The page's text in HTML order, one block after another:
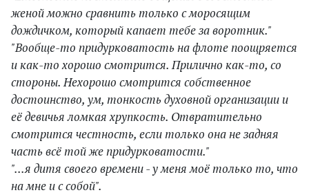
женой можно сравнить только с моросящим
дождичком, который капает тебе за воротник."
"Вообще-то придурковатость на флоте поощряется
и как-то хорошо смотрится. Прилично как-то, со
стороны. Нехорошо смотрится собственное
достоинство, ум, тонкость духовной организации и
её девичья ломкая хрупкость. Отвратительно
смотрится честность, если только она не задняя
часть всё той же придурковатости."
"...я дитя своего времени - у меня моё только то, что
на мне и с собой".